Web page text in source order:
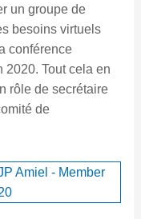
un groupe de
besoins virtuels
conférence
2020. Tout cela en
rôle de secrétaire
de